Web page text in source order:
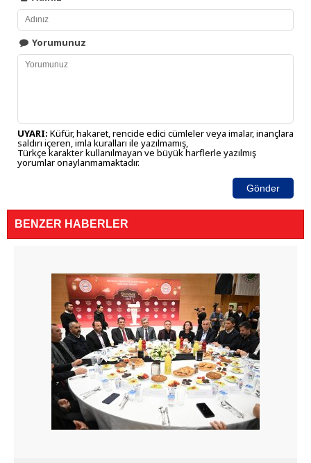
Yorumunuz
UYARI: Küfür, hakaret, rencide edici cümleler veya imalar, inançlara
saldırı içeren, imla kuralları ile yazılmamış,
Türkçe karakter kullanılmayan ve büyük harflerle yazılmış
yorumlar onaylanmamaktadır.
Gönder
BENZER HABERLER